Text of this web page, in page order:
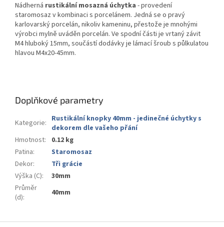
Nádherná rustikální mosazná úchytka - provedení
staromosaz v kombinaci s porcelánem. Jedná se o pravý
karlovarský porcelán, nikoliv kameninu, přestože je mnohými
výrobci mylně uváděn porcelán. Ve spodní části je vrtaný závit
M4 hluboký 15mm, součástí dodávky je lámací šroub s půlkulatou
hlavou M4x20-45mm.
Doplňkové parametry
Kategorie: Rustikální knopky 40mm - jedinečné úchytky s
dekorem dle vašeho přání
Hmotnost:
0.12 kg
Patina:
Staromosaz
Dekor:
Tři grácie
Výška (C):
30mm
Průměr
(d): 40mm